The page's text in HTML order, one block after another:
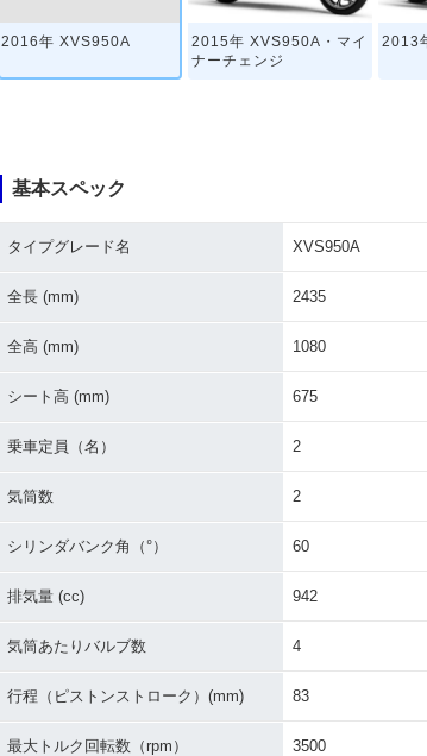
2016年 XVS950A
2015年 XVS950A・マイ
ナーチェンジ
2013
基本スペック
タイプグレード名 XVS950A
全長 (mm) 2435
全高 (mm) 1080
シート高 (mm) 675
乗車定員（名） 2
気筒数 2
シリンダバンク角（°） 60
排気量 (cc) 942
気筒あたりバルブ数 4
行程（ピストンストローク）(mm) 83
最大トルク回転数（rpm） 3500